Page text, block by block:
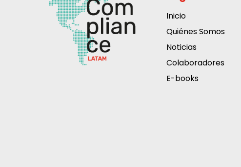
Inicio
Quiénes Somos
Noticias
Colaboradores
E-books